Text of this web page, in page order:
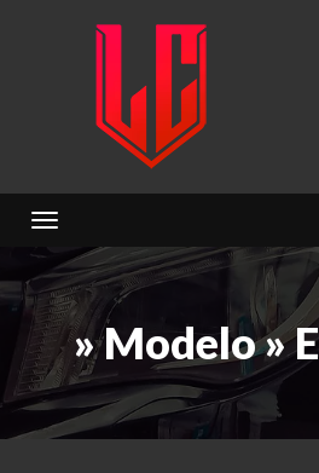
Toggle navigation
» Modelo »